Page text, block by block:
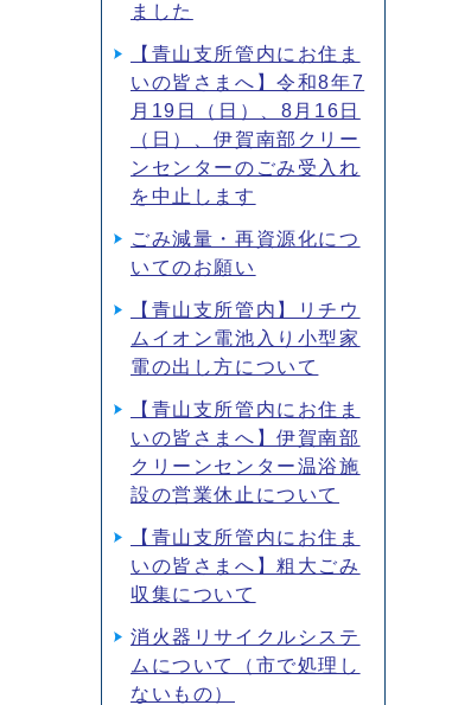
ました
【青山支所管内にお住ま
いの皆さまへ】令和8年7
月19日（日）、8月16日
（日）、伊賀南部クリー
ンセンターのごみ受入れ
を中止します
ごみ減量・再資源化につ
いてのお願い
【青山支所管内】リチウ
ムイオン電池入り小型家
電の出し方について
【青山支所管内にお住ま
いの皆さまへ】伊賀南部
クリーンセンター温浴施
設の営業休止について
【青山支所管内にお住ま
いの皆さまへ】粗大ごみ
収集について
消火器リサイクルシステ
ムについて（市で処理し
ないもの）